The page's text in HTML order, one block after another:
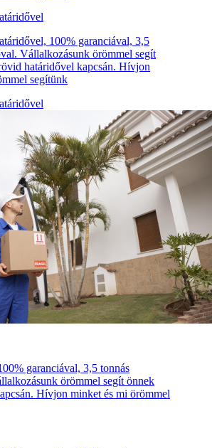
100% garanciával, 3,5
Vállalkozásunk örömmel segít
határidővel kapcsán. Hívjon
segítünk
garanciával, 3,5 tonnás
örömmel segít önnek
Hívjon minket és mi örömmel